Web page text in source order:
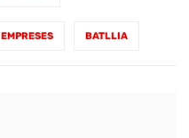
EMPRESES BATLLIA